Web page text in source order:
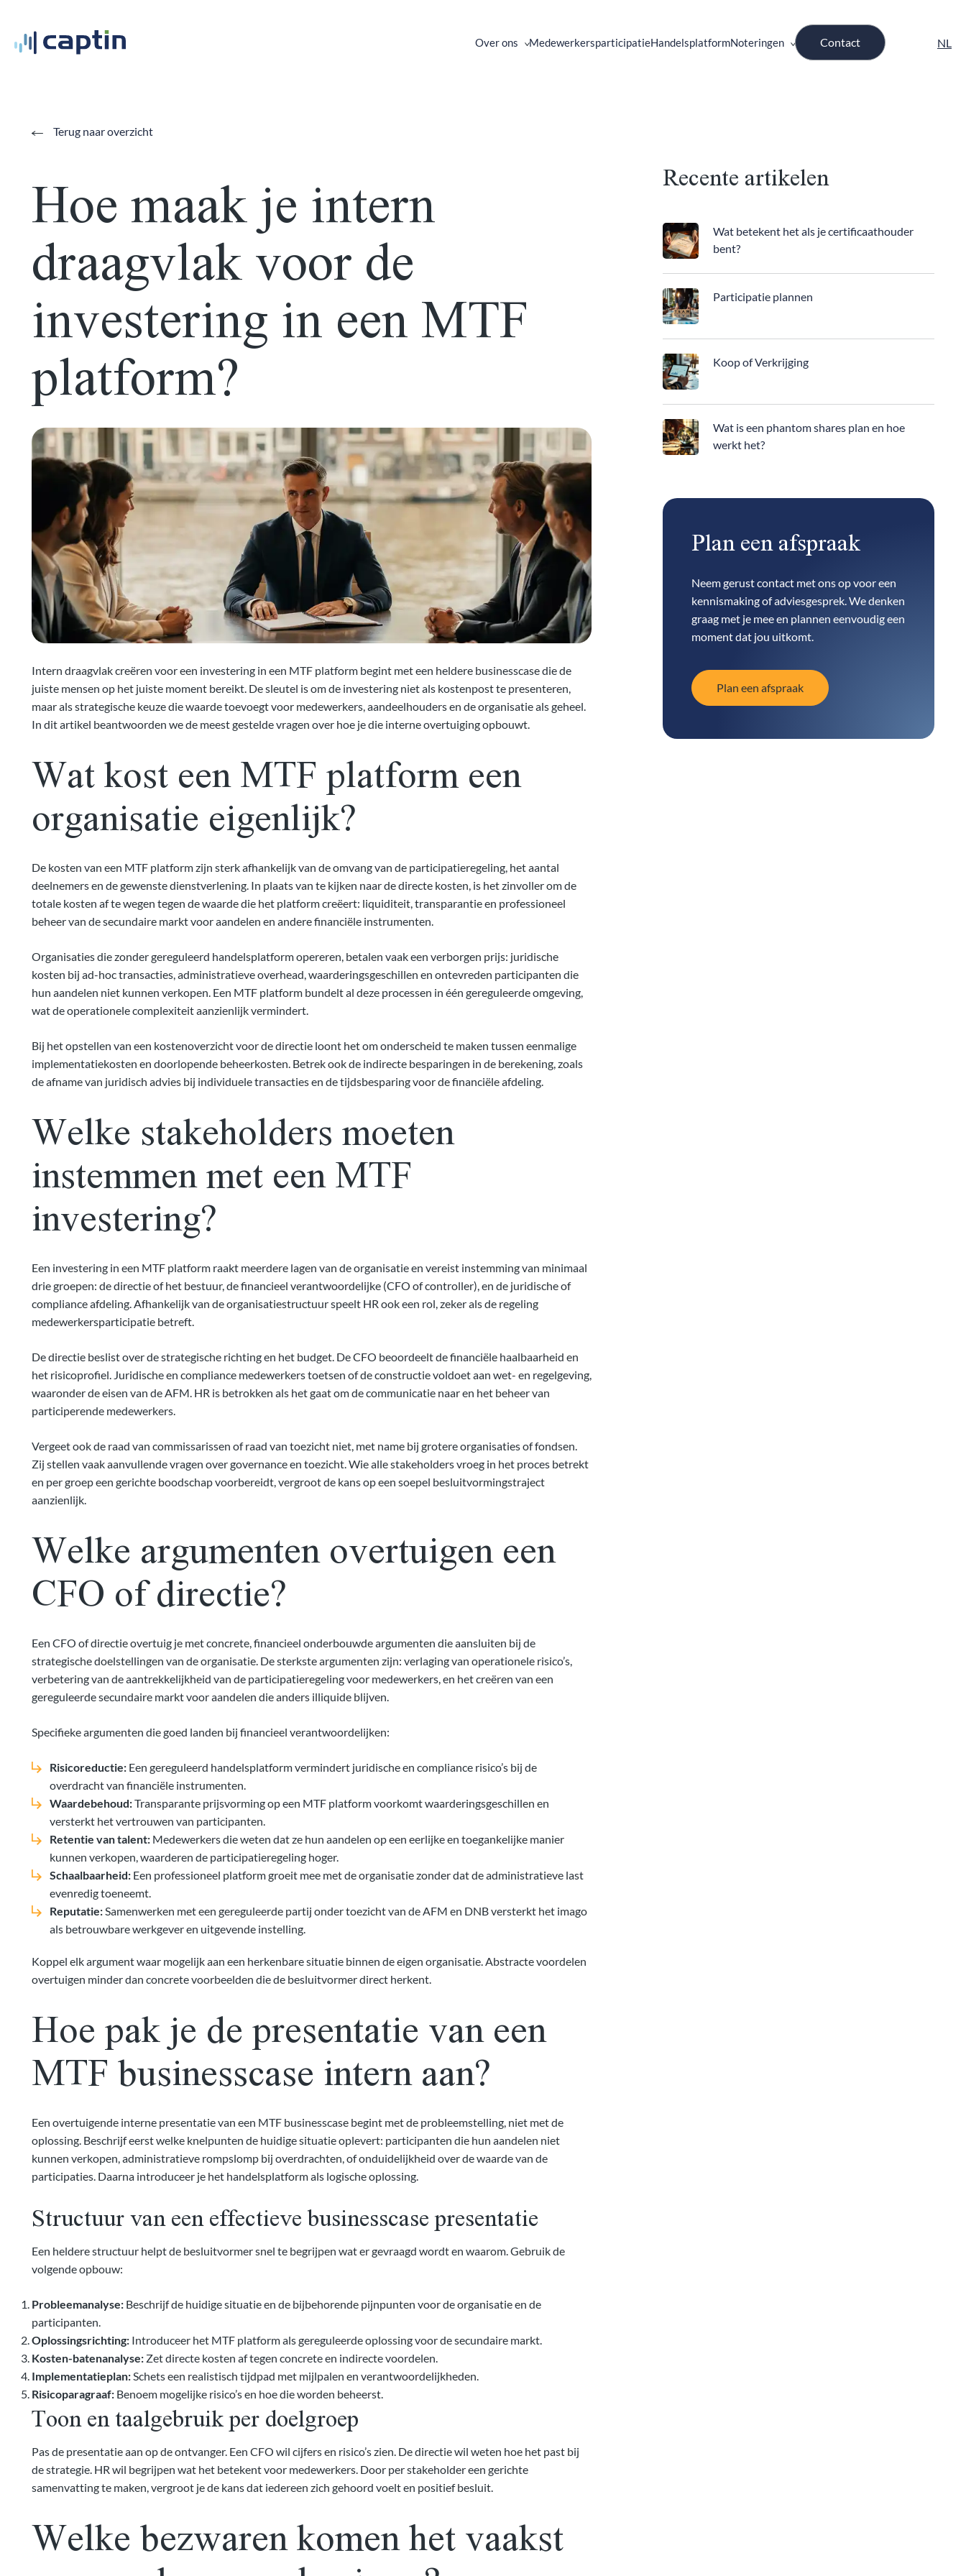
Over ons MedewerkersparticipatieHandelsplatformNoteringen Contact
Terug naar overzicht
Hoe maak je intern
draagvlak voor de
investering in een MTF
platform?
Intern draagvlak creëren voor een investering in een MTF platform begint met een heldere businesscase die de
juiste mensen op het juiste moment bereikt. De sleutel is om de investering niet als kostenpost te presenteren,
maar als strategische keuze die waarde toevoegt voor medewerkers, aandeelhouders en de organisatie als geheel.
In dit artikel beantwoorden we de meest gestelde vragen over hoe je die interne overtuiging opbouwt.
Wat kost een MTF platform een
organisatie eigenlijk?
De kosten van een MTF platform zijn sterk afhankelijk van de omvang van de participatieregeling, het aantal
deelnemers en de gewenste dienstverlening. In plaats van te kijken naar de directe kosten, is het zinvoller om de
totale kosten af te wegen tegen de waarde die het platform creëert: liquiditeit, transparantie en professioneel
beheer van de secundaire markt voor aandelen en andere financiële instrumenten.
Organisaties die zonder gereguleerd handelsplatform opereren, betalen vaak een verborgen prijs: juridische
kosten bij ad-hoc transacties, administratieve overhead, waarderingsgeschillen en ontevreden participanten die
hun aandelen niet kunnen verkopen. Een MTF platform bundelt al deze processen in één gereguleerde omgeving,
wat de operationele complexiteit aanzienlijk vermindert.
Bij het opstellen van een kostenoverzicht voor de directie loont het om onderscheid te maken tussen eenmalige
implementatiekosten en doorlopende beheerkosten. Betrek ook de indirecte besparingen in de berekening, zoals
de afname van juridisch advies bij individuele transacties en de tijdsbesparing voor de financiële afdeling.
Welke stakeholders moeten
instemmen met een MTF
investering?
Een investering in een MTF platform raakt meerdere lagen van de organisatie en vereist instemming van minimaal
drie groepen: de directie of het bestuur, de financieel verantwoordelijke (CFO of controller), en de juridische of
compliance afdeling. Afhankelijk van de organisatiestructuur speelt HR ook een rol, zeker als de regeling
medewerkersparticipatie betreft.
De directie beslist over de strategische richting en het budget. De CFO beoordeelt de financiële haalbaarheid en
het risicoprofiel. Juridische en compliance medewerkers toetsen of de constructie voldoet aan wet- en regelgeving,
waaronder de eisen van de AFM. HR is betrokken als het gaat om de communicatie naar en het beheer van
participerende medewerkers.
Vergeet ook de raad van commissarissen of raad van toezicht niet, met name bij grotere organisaties of fondsen.
Zij stellen vaak aanvullende vragen over governance en toezicht. Wie alle stakeholders vroeg in het proces betrekt
en per groep een gerichte boodschap voorbereidt, vergroot de kans op een soepel besluitvormingstraject
aanzienlijk.
Welke argumenten overtuigen een
CFO of directie?
Een CFO of directie overtuig je met concrete, financieel onderbouwde argumenten die aansluiten bij de
strategische doelstellingen van de organisatie. De sterkste argumenten zijn: verlaging van operationele risico’s,
verbetering van de aantrekkelijkheid van de participatieregeling voor medewerkers, en het creëren van een
gereguleerde secundaire markt voor aandelen die anders illiquide blijven.
Specifieke argumenten die goed landen bij financieel verantwoordelijken:
Risicoreductie: Een gereguleerd handelsplatform vermindert juridische en compliance risico’s bij de
overdracht van financiële instrumenten.
Waardebehoud:Transparante prijsvorming op een MTF platform voorkomt waarderingsgeschillen en
versterkt het vertrouwen van participanten.
Retentie van talent: Medewerkers die weten dat ze hun aandelen op een eerlijke en toegankelijke manier
kunnen verkopen, waarderen de participatieregeling hoger.
Schaalbaarheid: Een professioneel platform groeit mee met de organisatie zonder dat de administratieve last
evenredig toeneemt.
Reputatie:Samenwerken met een gereguleerde partij onder toezicht van de AFM en DNB versterkt het imago
als betrouwbare werkgever en uitgevende instelling.
Koppel elk argument waar mogelijk aan een herkenbare situatie binnen de eigen organisatie. Abstracte voordelen
overtuigen minder dan concrete voorbeelden die de besluitvormer direct herkent.
Hoe pak je de presentatie van een
MTF businesscase intern aan?
Een overtuigende interne presentatie van een MTF businesscase begint met de probleemstelling, niet met de
oplossing. Beschrijf eerst welke knelpunten de huidige situatie oplevert: participanten die hun aandelen niet
kunnen verkopen, administratieve rompslomp bij overdrachten, of onduidelijkheid over de waarde van de
participaties. Daarna introduceer je het handelsplatform als logische oplossing.
Structuur van een effectieve businesscase presentatie
Een heldere structuur helpt de besluitvormer snel te begrijpen wat er gevraagd wordt en waarom. Gebruik de
volgende opbouw:
Probleemanalyse: Beschrijf de huidige situatie en de bijbehorende pijnpunten voor de organisatie en de
participanten.
Oplossingsrichting: Introduceer het MTF platform als gereguleerde oplossing voor de secundaire markt.
Kosten-batenanalyse: Zet directe kosten af tegen concrete en indirecte voordelen.
Implementatieplan:Schets een realistisch tijdpad met mijlpalen en verantwoordelijkheden.
Risicoparagraaf: Benoem mogelijke risico’s en hoe die worden beheerst.
Toon en taalgebruik per doelgroep
Pas de presentatie aan op de ontvanger. Een CFO wil cijfers en risico’s zien. De directie wil weten hoe het past bij
de strategie. HR wil begrijpen wat het betekent voor medewerkers. Door per stakeholder een gerichte
samenvatting te maken, vergroot je de kans dat iedereen zich gehoord voelt en positief besluit.
Welke bezwaren komen het vaakst
Recente artikelen
Wat betekent het als je certificaathouder
bent?
Participatie plannen
Koop of Verkrijging
Wat is een phantom shares plan en hoe
werkt het?
Plan een afspraak
Neem gerust contact met ons op voor een
kennismaking of adviesgesprek. We denken
graag met je mee en plannen eenvoudig een
moment dat jou uitkomt.
Plan een afspraak
Plan een afspraak